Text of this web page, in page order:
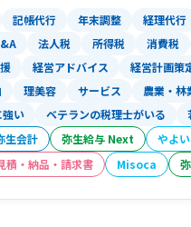
記帳代行 年末調整 経理代行
法人税 所得税 消費税
経営アドバイス 経営計画策
理美容 サービス 農業・林
い ベテランの税理士がいる
生会計 弥生給与 Next やよ
積・納品・請求書 Misoca